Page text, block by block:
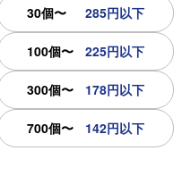
30個〜 285円以下
100個〜 225円以下
300個〜 178円以下
700個〜 142円以下